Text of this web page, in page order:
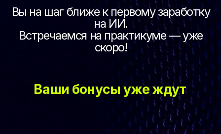
ВЫБЕРИТЕ КУДА ВАМ ИХ ОТПРАВИТЬ:
скоро!
Ваши бонусы уже ждут